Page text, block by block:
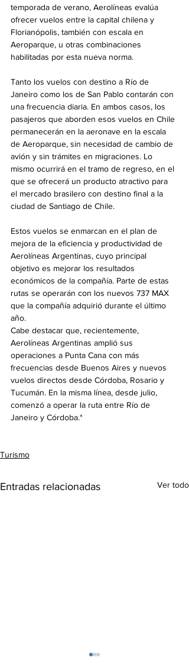
temporada de verano, Aerolíneas evalúa
ofrecer vuelos entre la capital chilena y
Florianópolis, también con escala en
Aeroparque, u otras combinaciones
habilitadas por esta nueva norma.
Tanto los vuelos con destino a Río de
Janeiro como los de San Pablo contarán con
una frecuencia diaria. En ambos casos, los
pasajeros que aborden esos vuelos en Chile
permanecerán en la aeronave en la escala
de Aeroparque, sin necesidad de cambio de
avión y sin trámites en migraciones. Lo
mismo ocurrirá en el tramo de regreso, en el
que se ofrecerá un producto atractivo para
el mercado brasilero con destino final a la
ciudad de Santiago de Chile.
Estos vuelos se enmarcan en el plan de
mejora de la eficiencia y productividad de
Aerolíneas Argentinas, cuyo principal
objetivo es mejorar los resultados
económicos de la compañía. Parte de estas
rutas se operarán con los nuevos 737 MAX
que la compañía adquirió durante el último
año.
Cabe destacar que, recientemente,
Aerolíneas Argentinas amplió sus
operaciones a Punta Cana con más
frecuencias desde Buenos Aires y nuevos
vuelos directos desde Córdoba, Rosario y
Tucumán. En la misma línea, desde julio,
comenzó a operar la ruta entre Río de
Janeiro y Córdoba.*
Turismo
Entradas relacionadas Ver todo